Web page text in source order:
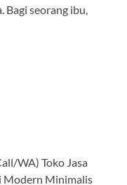
seorang ibu,
WA) Toko Jasa
Modern Minimalis